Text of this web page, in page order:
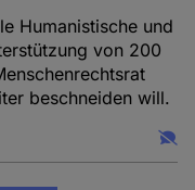
Humanistische und
von 200
beschneiden will.